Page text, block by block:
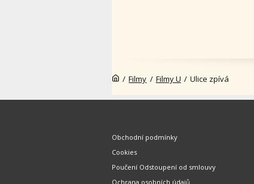
/ Filmy / Filmy U / Ulice zpívá
Obchodní podmínky
Cookies
Poučení Odstoupení od smlouvy
Ochrana osobních údajů